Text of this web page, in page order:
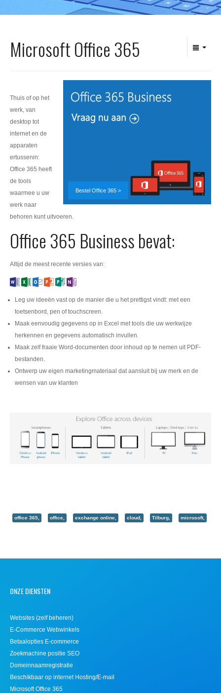
SSL certificaat
Microsoft Office 365
Bestel Office 365 >
Thuis of op het
werk, van
desktop tot
internet en de
apparaten
ertussenin:
Office 365 heeft
de tools
waarmee u uw
werk naar
behoren kunt uitvoeren.
Office 365 Business bevat:
Altijd de meest recente versies van:
Leg uw ideeën vast op de manier die u het prettigst vindt: met een
toetsenbord, pen of touchscreen.
Maak eenvoudig gegevens op in Excel met tools die uw werkwijze
herkennen en gegevens automatisch invullen.
Maak zelf fraaie Word-documenten door inhoud op te nemen uit PDF-
bestanden.
Ontwerp uw eigen marketingmateriaal dat aansluit bij uw merk en de
wensen van uw klanten
office 365, office, exchange online, cloud, Tilburg, microsoft,
ONZE DIENSTEN
Websites (zelf beheren)
E-Commerce Webwinkels
Betaalopties E-commerce
Zoekmachine positie SEO
Domeinnaamregistratie
Beschikbaar op internet Hosting/E-mail
Microsoft Office 365